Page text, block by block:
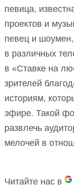
певица,
проектов и
певец и шоумен,
в различных
в «Ставке на
зрителей
историям,
эфире. Такой
развлечь
мелочей в
Читайте нас в